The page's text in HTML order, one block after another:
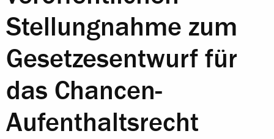
Stellungnahme zum
Gesetzesentwurf für
das Chancen-
Aufenthaltsrecht